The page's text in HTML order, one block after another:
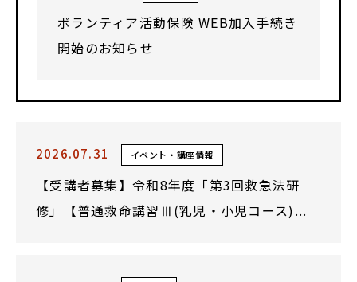
ボランティア活動保険 WEB加入手続き
開始のお知らせ
2026.07.31 イベント・講座情報
【受講者募集】令和8年度「第3回救急法研
修」【普通救命講習Ⅲ(乳児・小児コース)...